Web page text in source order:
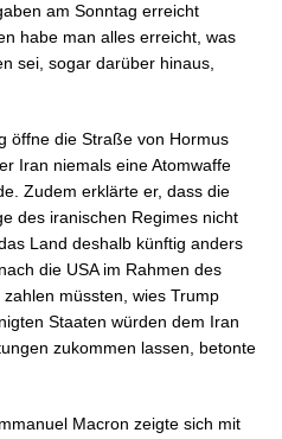
am Sonntag erreicht
habe man alles erreicht, was
sei, sogar darüber hinaus,
öffne die Straße von Hormus
Iran niemals eine Atomwaffe
Zudem erklärte er, dass die
des iranischen Regimes nicht
Land deshalb künftig anders
die USA im Rahmen des
müssten, wies Trump
Staaten würden dem Iran
zukommen lassen, betonte
Macron zeigte sich mit